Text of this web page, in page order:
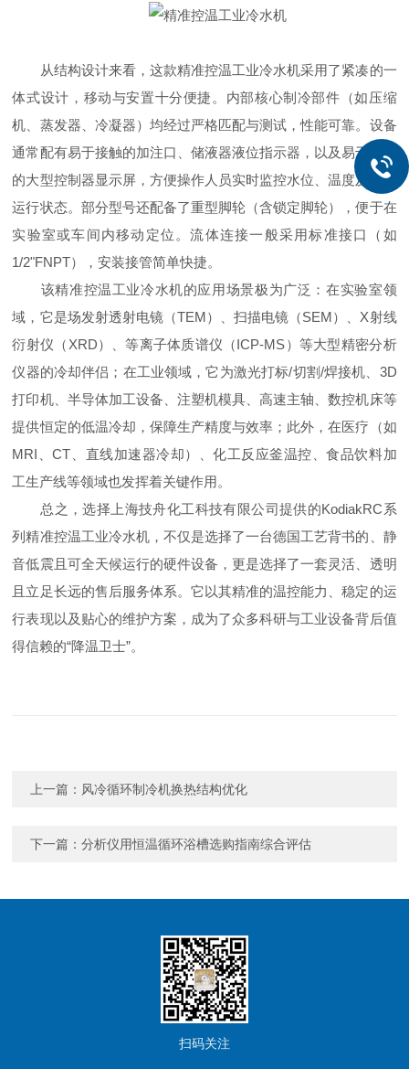
从结构设计来看，这款精准控温工业冷水机采用了紧凑的一
体式设计，移动与安置十分便捷。内部核心制冷部件（如压缩
机、蒸发器、冷凝器）均经过严格匹配与测试，性能可靠。设备
通常配有易于接触的加注口、储液器液位指示器，以及易于阅读
的大型控制器显示屏，方便操作人员实时监控水位、温度及设备
运行状态。部分型号还配备了重型脚轮（含锁定脚轮），便于在
实验室或车间内移动定位。流体连接一般采用标准接口（如
1/2"FNPT），安装接管简单快捷。
该精准控温工业冷水机的应用场景极为广泛：在实验室领
域，它是场发射透射电镜（TEM）、扫描电镜（SEM）、X射线
衍射仪（XRD）、等离子体质谱仪（ICP-MS）等大型精密分析
仪器的冷却伴侣；在工业领域，它为激光打标/切割/焊接机、3D
打印机、半导体加工设备、注塑机模具、高速主轴、数控机床等
提供恒定的低温冷却，保障生产精度与效率；此外，在医疗（如
MRI、CT、直线加速器冷却）、化工反应釜温控、食品饮料加
工生产线等领域也发挥着关键作用。
总之，选择上海技舟化工科技有限公司提供的KodiakRC系
列精准控温工业冷水机，不仅是选择了一台德国工艺背书的、静
音低震且可全天候运行的硬件设备，更是选择了一套灵活、透明
且立足长远的售后服务体系。它以其精准的温控能力、稳定的运
行表现以及贴心的维护方案，成为了众多科研与工业设备背后值
得信赖的“降温卫士”。
上一篇： 风冷循环制冷机换热结构优化
下一篇：分析仪用恒温循环浴槽选购指南综合评估
扫码关注